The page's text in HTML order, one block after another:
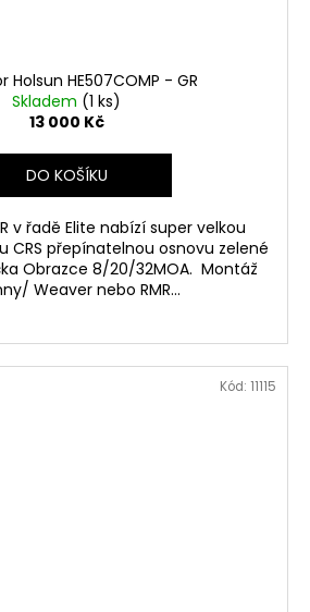
Holsun HE507COMP - GR
Skladem (1 ks)
13 000 Kč
DO KOŠÍKU
v řadě Elite nabízí super velkou
CRS přepínatelnou osnovu zelené
Obrazce 8/20/32MOA. Montáž
Weaver nebo RMR...
Kód: 11115